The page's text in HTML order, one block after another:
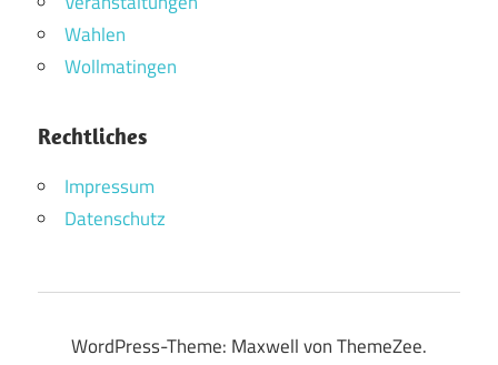
Wahlen
Wollmatingen
Rechtliches
Impressum
Datenschutz
WordPress-Theme: Maxwell von ThemeZee.